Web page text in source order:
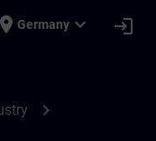
place Germany expand_more login
chevron_right